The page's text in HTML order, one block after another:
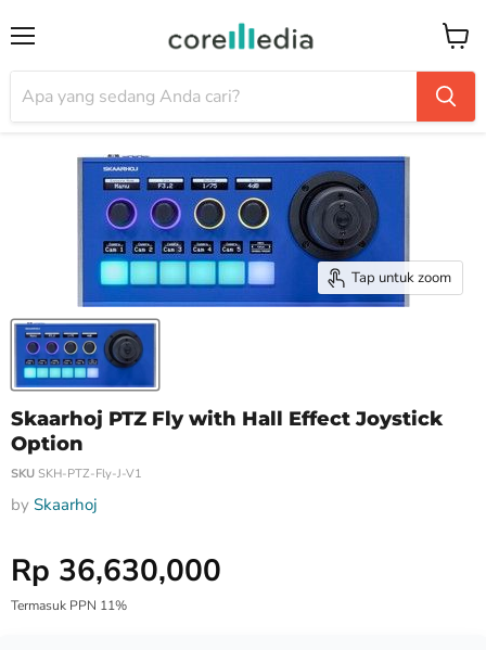
Tap untuk zoom
Skaarhoj PTZ Fly with Hall Effect Joystick
Option
SKU SKH-PTZ-Fly-J-V1
by Skaarhoj
Harga Special
Rp 36,630,000
Termasuk PPN 11%